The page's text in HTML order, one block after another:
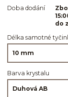
Doba dodání
do
Délka samotné
Barva krystalu